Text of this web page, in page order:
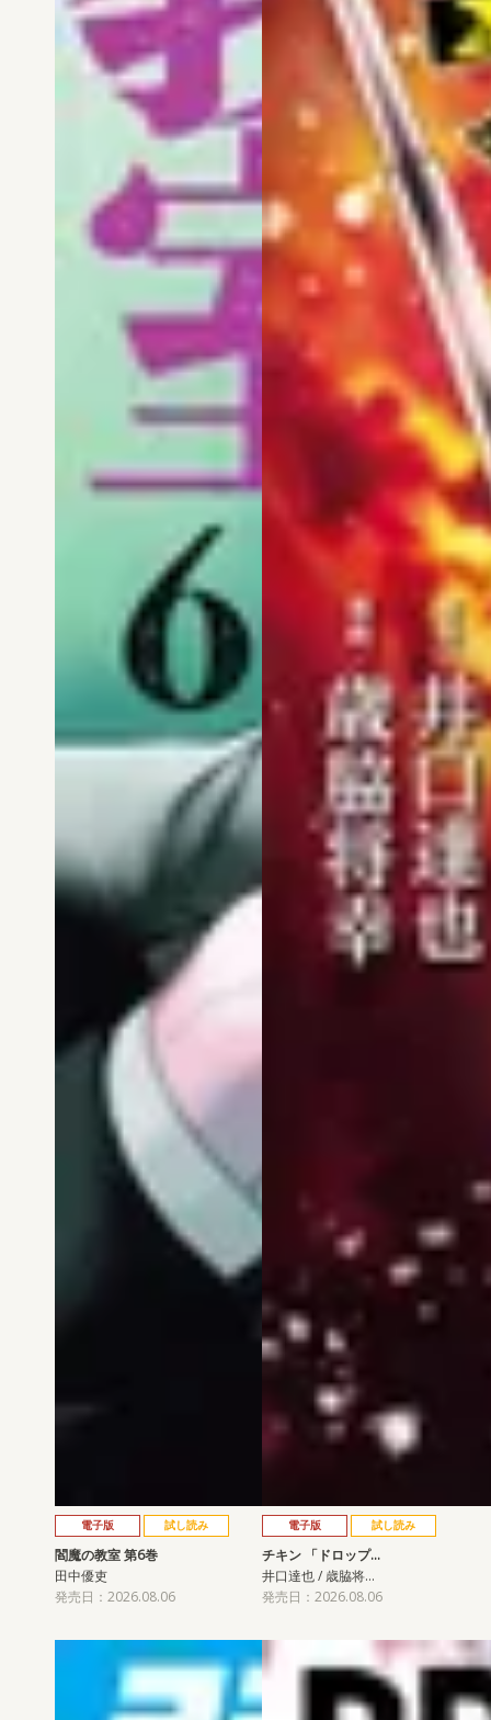
電子版 試し読み
閻魔の教室 第6巻
田中優吏
発売日：2026.08.06
電子版 試し読み
チキン 「ドロップ…
井口達也 / 歳脇将…
発売日：2026.08.06